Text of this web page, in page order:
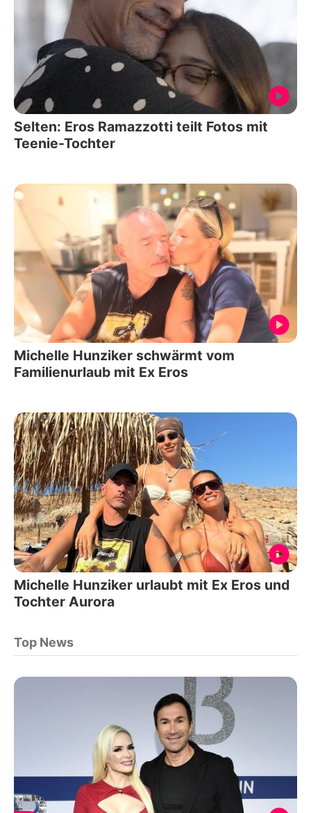
Selten: Eros Ramazzotti teilt Fotos mit
Teenie-Tochter
Michelle Hunziker schwärmt vom
Familienurlaub mit Ex Eros
Michelle Hunziker urlaubt mit Ex Eros und
Tochter Aurora
Top News